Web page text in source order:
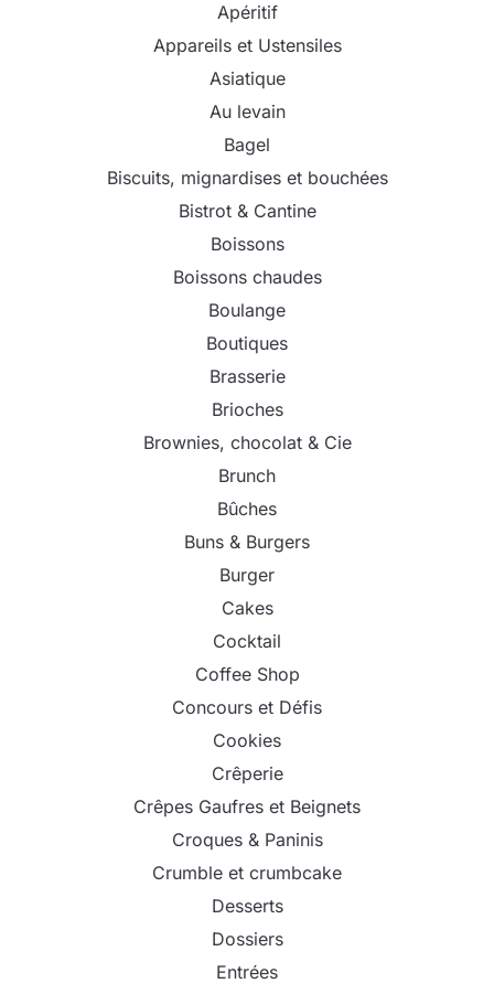
Apéritif
Appareils et Ustensiles
Asiatique
Au levain
Bagel
Biscuits, mignardises et bouchées
Bistrot & Cantine
Boissons
Boissons chaudes
Boulange
Boutiques
Brasserie
Brioches
Brownies, chocolat & Cie
Brunch
Bûches
Buns & Burgers
Burger
Cakes
Cocktail
Coffee Shop
Concours et Défis
Cookies
Crêperie
Crêpes Gaufres et Beignets
Croques & Paninis
Crumble et crumbcake
Desserts
Dossiers
Entrées